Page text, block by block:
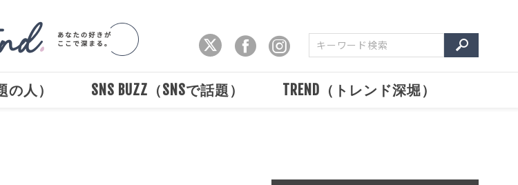
の人） SNS BUZZ（SNSで話題） TREND（トレンド深堀）